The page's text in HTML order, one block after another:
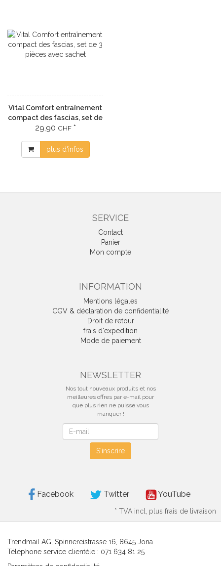
Vital Comfort entraînement
compact des fascias, set de
3 pièces avec sachet
29,90 CHF*
plus d'infos
SERVICE
Contact
Panier
Mon compte
INFORMATION
Mentions légales
CGV & déclaration de confidentialité
Droit de retour
frais d'expedition
Mode de paiement
NEWSLETTER
Nos tout nouveaux produits et nos
meilleures offres par e-mail pour
que plus rien ne puisse vous
manquer !
S'inscrire
Facebook Twitter YouTube
* TVA incl, plus frais de livraison
Trendmail AG, Spinnereistrasse 16, 8645 Jona
Téléphone service clientèle : 071 634 81 25